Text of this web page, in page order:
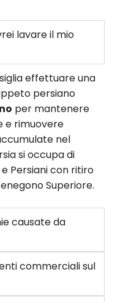
lavare il mio
effettuare una
persiano
per mantenere
e rimuovere
nel
si occupa di
Persiani con ritiro
Superiore.
causate da
commerciali sul